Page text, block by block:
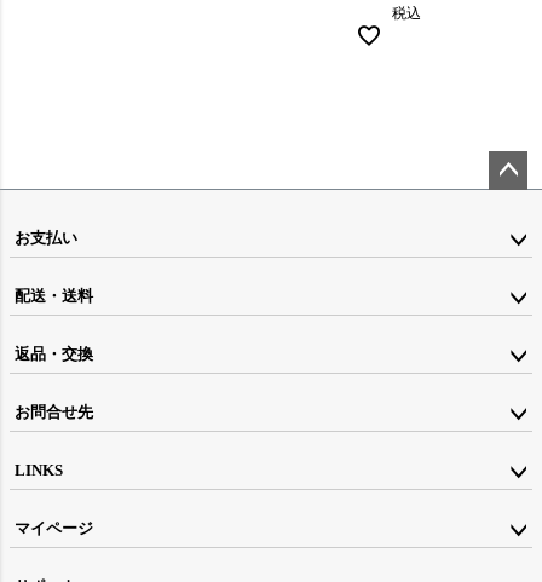
税込
ジト
お支払い
配送・送料
返品・交換
お問合せ先
LINKS
マイページ